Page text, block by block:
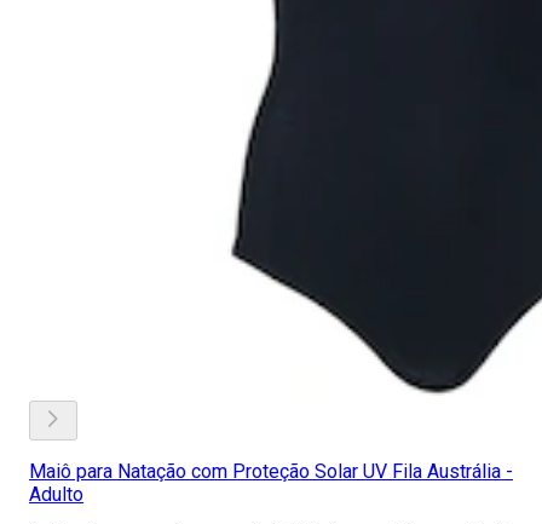
Maiô para Natação com Proteção Solar UV Fila Austrália -
Adulto